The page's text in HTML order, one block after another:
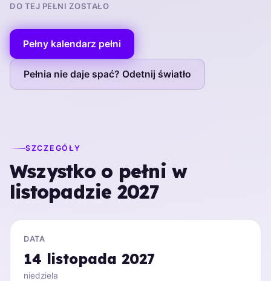
DO TEJ PEŁNI ZOSTAŁO
Pełny kalendarz pełni
Pełnia nie daje spać? Odetnij światło
SZCZEGÓŁY
Wszystko o pełni w
listopadzie 2027
DATA
14 listopada 2027
niedziela